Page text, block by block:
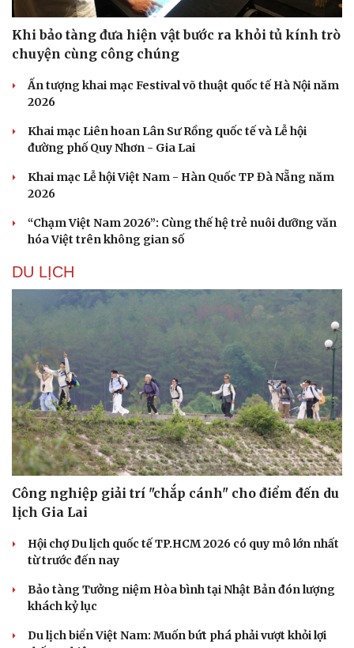
Du lịch
Podcast
Khi bảo tàng đưa hiện vật bước ra khỏi tủ kính trò
chuyện cùng công chúng
Ấn tượng khai mạc Festival võ thuật quốc tế Hà Nội năm
2026
Khai mạc Liên hoan Lân Sư Rồng quốc tế và Lễ hội
đường phố Quy Nhơn - Gia Lai
Khai mạc Lễ hội Việt Nam - Hàn Quốc TP Đà Nẵng năm
2026
“Chạm Việt Nam 2026”: Cùng thế hệ trẻ nuôi dưỡng văn
hóa Việt trên không gian số
DU LỊCH
Công nghiệp giải trí "chắp cánh" cho điểm đến du
lịch Gia Lai
Hội chợ Du lịch quốc tế TP.HCM 2026 có quy mô lớn nhất
từ trước đến nay
Bảo tàng Tưởng niệm Hòa bình tại Nhật Bản đón lượng
khách kỷ lục
Du lịch biển Việt Nam: Muốn bứt phá phải vượt khỏi lợi